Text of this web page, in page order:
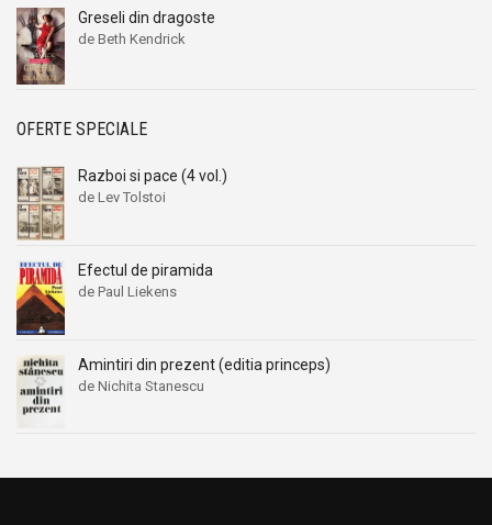
Greseli din dragoste
de Beth Kendrick
OFERTE SPECIALE
Razboi si pace (4 vol.)
de Lev Tolstoi
Efectul de piramida
de Paul Liekens
Amintiri din prezent (editia princeps)
de Nichita Stanescu